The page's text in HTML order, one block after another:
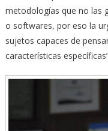
metodologías que no las
o softwares, por eso la
sujetos capaces de
características